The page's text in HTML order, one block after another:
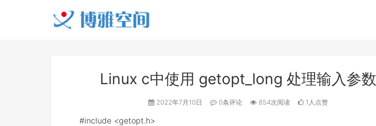
Linux c中使用 getopt_long 处理输入参数
2022年7月10日 0条评论 854次阅读 1人点赞
#include <getopt.h>